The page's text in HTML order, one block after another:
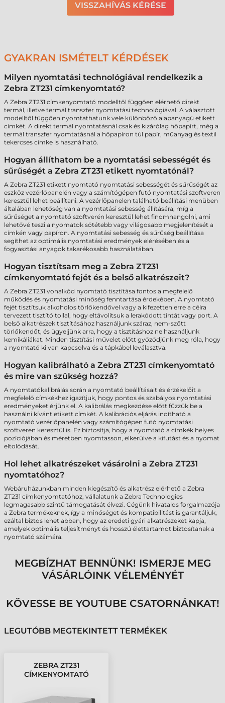
VISSZAHÍVÁS KÉRÉSE
GYAKRAN ISMÉTELT KÉRDÉSEK
Milyen nyomtatási technológiával rendelkezik a
Zebra ZT231 címkenyomtató?
A Zebra ZT231 címkenyomtató modelltől függően elérhető direkt
termál, illetve termál transzfer nyomtatási technológiával. A választott
modelltől függően nyomtathatunk vele különböző alapanyagú etikett
címkét. A direkt termál nyomtatásnál csak és kizárólag hőpapírt, még a
termál transzfer nyomtatásnál a hőpapíron túl papír, műanyag és textil
tekercses címke is használható.
Hogyan állíthatom be a nyomtatási sebességét és
sűrűségét a Zebra ZT231 etikett nyomtatónál?
A Zebra ZT231 etikett nyomtató nyomtatási sebességét és sűrűségét az
eszköz vezérlőpanelén vagy a számítógépen futó nyomtatási szoftveren
keresztül lehet beállítani. A vezérlőpanelen található beállítási menüben
általában lehetőség van a nyomtatási sebesség állítására, míg a
sűrűséget a nyomtató szoftverén keresztül lehet finomhangolni, ami
lehetővé teszi a nyomatok sötétebb vagy világosabb megjelenítését a
címkén vagy papíron. A nyomtatási sebesség és sűrűség beállítása
segíthet az optimális nyomtatási eredmények elérésében és a
fogyasztási anyagok takarékosabb használatában.
Hogyan tisztítsam meg a Zebra ZT231
címkenyomtató fejét és a belső alkatrészeit?
A Zebra ZT231 vonalkód nyomtató tisztítása fontos a megfelelő
működés és nyomtatási minőség fenntartása érdekében. A nyomtató
fejét tisztítsuk alkoholos törlőkendővel vagy a kifezetten erre a célra
tervezett tisztító tollal, hogy eltávolítsuk a lerakódott tintát vagy port. A
belső alkatrészek tisztításához használjunk száraz, nem-szőtt
törlőkendőt, és ügyeljünk arra, hogy a tisztításhoz ne használjunk
kemikáliákat. Minden tisztítási művelet előtt győződjünk meg róla, hogy
a nyomtató ki van kapcsolva és a tápkábel leválasztva.
Hogyan kalibrálható a Zebra ZT231 címkenyomtató
és mire van szükség hozzá?
A nyomtatókalibrálás során a nyomtató beállításait és érzékelőit a
megfelelő címkékhez igazítjuk, hogy pontos és szabályos nyomtatási
eredményeket érjünk el. A kalibrálás megkezdése előtt fűzzük be a
használni kívánt etikett címkét. A kalibrációs eljárás indítható a
nyomtató vezérlőpanelén vagy számítógépen futó nyomtatási
szoftveren keresztül is. Ez biztosítja, hogy a nyomtató a címkék helyes
pozíciójában és méretben nyomtasson, elkerülve a kifutást és a nyomat
eltolódását.
Hol lehet alkatrészeket vásárolni a Zebra ZT231
nyomtatóhoz?
Webáruházunkban minden kiegészítő és alkatrész elérhető a Zebra
ZT231 címkenyomtatóhoz, vállalatunk a Zebra Technologies
legmagasabb szintű támogatását élvezi. Cégünk hivatalos forgalmazója
a Zebra termékeknek, így a minőséget és kompatibilitást is garantáljuk,
ezáltal biztos lehet abban, hogy az eredeti gyári alkatrészeket kapja,
amelyek optimális teljesítményt és hosszú élettartamot biztosítanak a
nyomtató számára.
MEGBÍZHAT BENNÜNK! ISMERJE MEG
VÁSÁRLÓINK VÉLEMÉNYÉT
KÖVESSE BE YOUTUBE CSATORNÁNKAT!
LEGUTÓBB MEGTEKINTETT TERMÉKEK
ZEBRA ZT231
CÍMKENYOMTATÓ